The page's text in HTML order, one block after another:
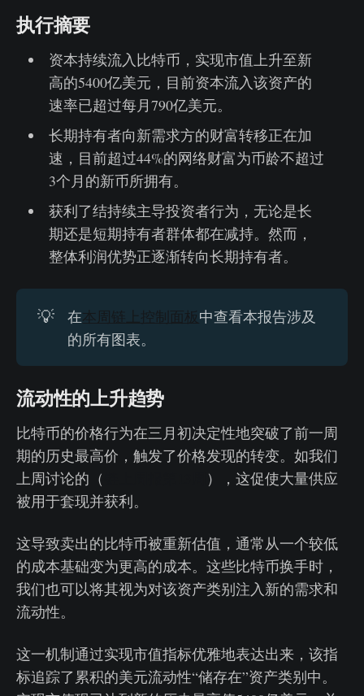
执行摘要
资本持续流入比特币，实现市值上升至新
高的5400亿美元，目前资本流入该资产的
速率已超过每月790亿美元。
长期持有者向新需求方的财富转移正在加
速，目前超过44%的网络财富为币龄不超过
3个月的新币所拥有。
获利了结持续主导投资者行为，无论是长
期还是短期持有者群体都在减持。然而，
整体利润优势正逐渐转向长期持有者。
💡 在本周链上控制面板中查看本报告涉及
的所有图表。
流动性的上升趋势
比特币的价格行为在三月初决定性地突破了前一周
期的历史最高价，触发了价格发现的转变。如我们
上周讨论的（
），这促使大量供应
被用于套现并获利。
这导致卖出的比特币被重新估值，通常从一个较低
的成本基础变为更高的成本。这些比特币换手时，
我们也可以将其视为对该资产类别注入新的需求和
流动性。
这一机制通过实现市值指标优雅地表达出来，该指
标追踪了累积的美元流动性“储存在”资产类别中。